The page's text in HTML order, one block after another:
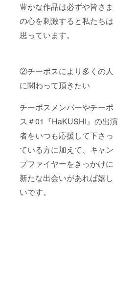
豊かな作品は必ずや皆さま
の心を刺激すると私たちは
思っています。
②チーポスにより多くの人
に関わって頂きたい
チーポスメンバーやチーポ
ス＃01『HaKUSHI』の出演
者をいつも応援して下さっ
ている方に加えて、キャン
プファイヤーをきっかけに
新たな出会いがあれば嬉し
いです。